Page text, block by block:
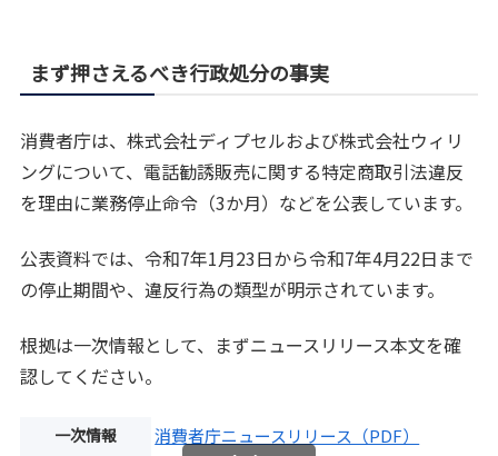
まず押さえるべき行政処分の事実
消費者庁は、株式会社ディプセルおよび株式会社ウィリ
ングについて、電話勧誘販売に関する特定商取引法違反
を理由に業務停止命令（3か月）などを公表しています。
公表資料では、令和7年1月23日から令和7年4月22日まで
の停止期間や、違反行為の類型が明示されています。
根拠は一次情報として、まずニュースリリース本文を確
認してください。
一次情報 消費者庁ニュースリリース（PDF）